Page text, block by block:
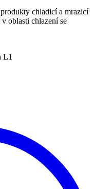
chladicí a mrazicí
oblasti chlazení se
L1